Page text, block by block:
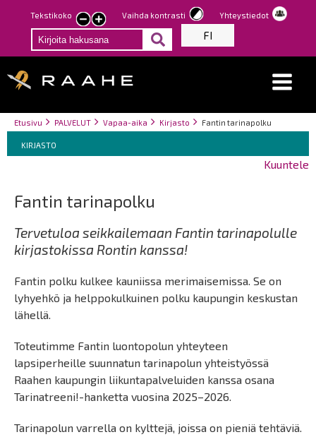
Hyppää
pääsisältöön
Tekstikoko
Pienennä
tekstin
kokoa
Suurenna
tekstin
kokoa
Vaihda kontrasti Yhteystiedot
FI
Breadcrumbs
You
here:
Etusivu PALVELUT Vapaa-aika Kirjasto Fantin tarinapolku
Breadcrumbs
You
are
KIRJASTO
Kuuntele
Fantin tarinapolku
Tervetuloa seikkailemaan Fantin tarinapolulle
kirjastokissa Rontin kanssa!
Fantin polku kulkee kauniissa merimaisemissa. Se on
lyhyehkö ja helppokulkuinen polku kaupungin keskustan
lähellä.
Toteutimme Fantin luontopolun yhteyteen
lapsiperheille suunnatun tarinapolun yhteistyössä
Raahen kaupungin liikuntapalveluiden kanssa osana
Tarinatreeni!-hanketta vuosina 2025–2026.
Tarinapolun varrella on kylttejä, joissa on pieniä tehtäviä.